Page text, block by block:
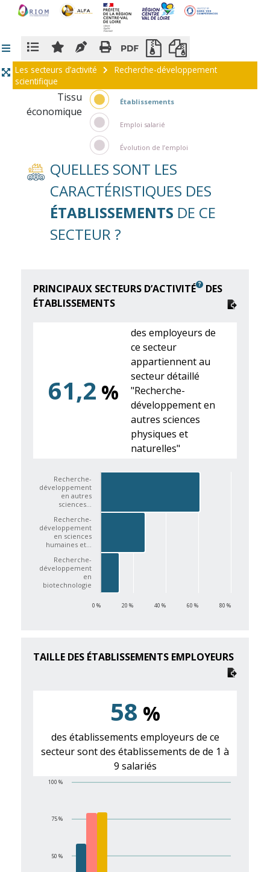
Les secteurs d’activité
Recherche-développement
scientifique
Tissu
économique
Établissements
Emploi salarié
Évolution de l’emploi
QUELLES SONT LES
CARACTÉRISTIQUES DES
ÉTABLISSEMENTS DE CE
SECTEUR ?
PRINCIPAUX SECTEURS D’ACTIVITÉ
DES
ÉTABLISSEMENTS
61,2 %
des employeurs de
ce secteur
appartiennent au
secteur détaillé
"Recherche-
développement en
autres sciences
physiques et
naturelles"
Recherche-
développement
en autres
sciences…
Recherche-
développement
en sciences
humaines et…
Recherche-
développement
en
biotechnologie
0 % 20 % 40 % 60 % 80 %
TAILLE DES ÉTABLISSEMENTS EMPLOYEURS
58 %
des établissements employeurs de ce
secteur sont des établissements de de 1 à
9 salariés
50 %
75 %
100 %
Panneau de gestion des cookies